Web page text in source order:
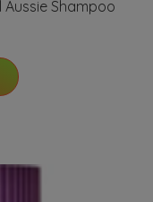
Aussie Shampoo